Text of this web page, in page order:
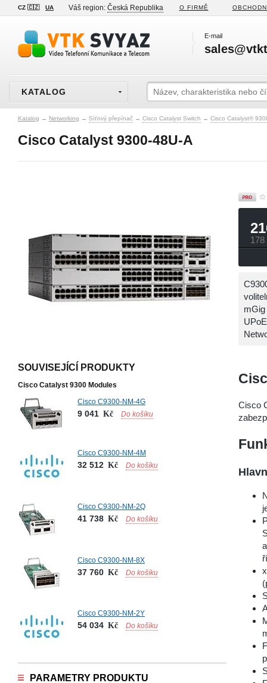
CZ 🇨🇿 UA Váš region: Česká Republika O FIRMĚ
E-mail
KATALOG
Katalog → Networking → Síťový přepínač → Cisco Catalyst Switch → Cisco Catalyst®
Cisco Catalyst 9300-48U-A
SOUVISEJÍCÍ PRODUKTY
Cisco Catalyst 9300 Modules
Cisco C9300-NM-4G
9 041 Kč Do košíku
Cisco C9300-NM-4M
32 512 Kč Do košíku
Cisco C9300-NM-2Q
41 738 Kč Do košíku
Cisco C9300-NM-8X
37 760 Kč Do košíku
Cisco C9300-NM-2Y
54 034 Kč Do košíku
PARAMETRY PRODUKTU
Cisco